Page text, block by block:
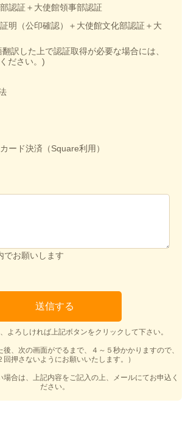
認証＋大使館領事部認証
明（公印確認）＋大使館文化部認証＋大
訳した上で認証取得が必要な場合には、
ださい。)
ード決済（Square利用）
お願いします
よろしければ上記ボタンをクリックして下さい。
後、次の画面がでるまで、４～５秒かかりますので、
回押さないようにお願いいたします。）
場合は、上記内容をご記入の上、メールにてお申込く
ださい。